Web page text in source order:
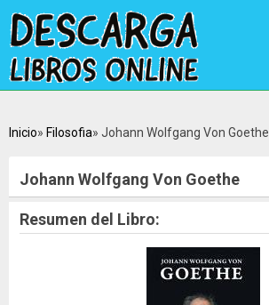
Inicio Filosofia Johann Wolfgang Von Goethe
Johann Wolfgang Von Goethe
Resumen del Libro: